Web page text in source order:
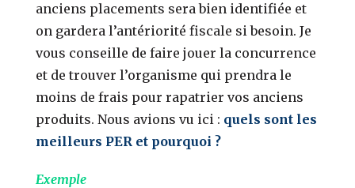
anciens placements sera bien identifiée et
on gardera l’antériorité fiscale si besoin. Je
vous conseille de faire jouer la concurrence
et de trouver l’organisme qui prendra le
moins de frais pour rapatrier vos anciens
produits. Nous avions vu ici : quels sont les
meilleurs PER et pourquoi ?
Exemple